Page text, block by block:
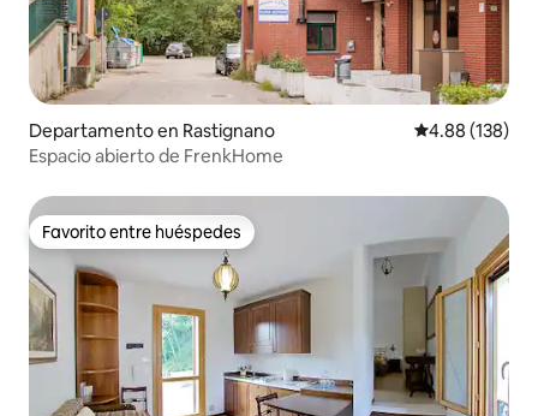
Departamento en Rastignano Calificación
4.88 (138)
Espacio abierto de FrenkHome
Favorito entre huéspedes
Favorito entre huéspedes